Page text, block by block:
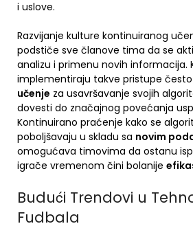
i uslove.
Razvijanje kulture kontinuiranog
podstiče sve članove tima da se
analizu i primenu novih informacija.
implementiraju takve pristupe
učenje za usavršavanje svojih
dovesti do značajnog povećanja
Kontinuirano praćenje kako se
poboljšavaju u skladu sa novim
omogućava timovima da ostanu
igrače vremenom čini bolanije
Budući Trendovi u
Fudbala